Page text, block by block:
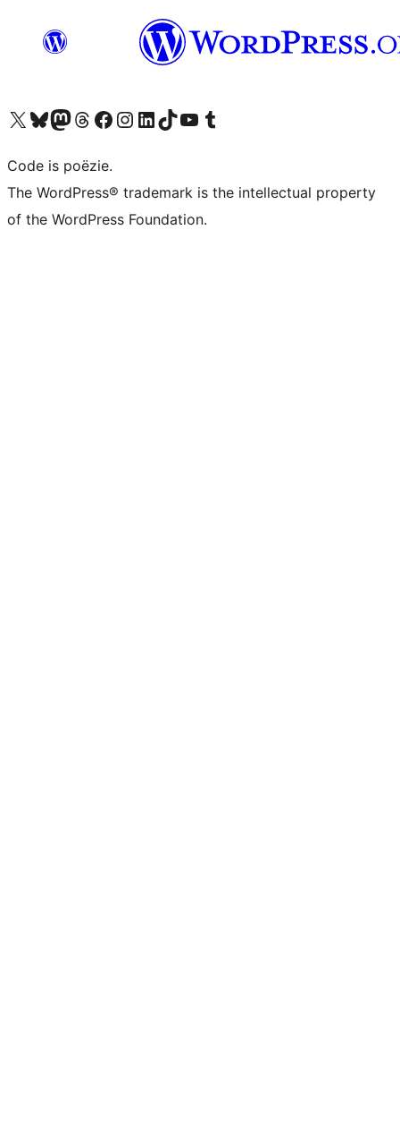
Bezoek ons X (voorheen Twitter) account
Bezoek ons Bluesky account
Bezoek ons Mastodon account
Bezoek ons Threads account
Onze Facebook pagina bezoeken
Bezoek ons Instagram account
Bezoek ons LinkedIn account
Bezoek ons TikTok account
Bezoek ons YouTube kanaalBezoek ons Tumblr account
Code is poëzie.
The WordPress® trademark is the intellectual property
of the WordPress Foundation.